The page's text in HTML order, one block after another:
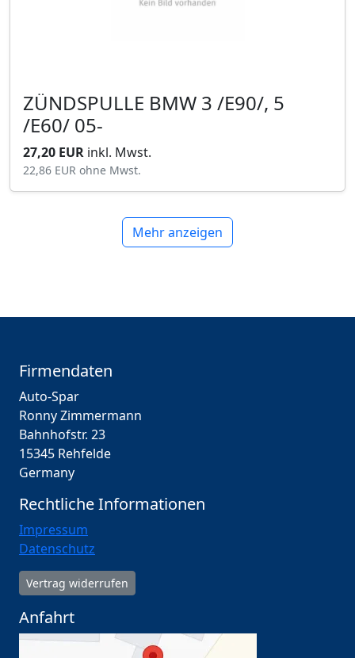
ZÜNDSPULLE BMW 3 /E90/, 5
/E60/ 05-
27,20 EUR inkl. Mwst.
22,86 EUR ohne Mwst.
Mehr anzeigen
Firmendaten
Auto-Spar
Ronny Zimmermann
Bahnhofstr. 23
15345 Rehfelde
Germany
Rechtliche Informationen
Impressum
Datenschutz
Vertrag widerrufen
Anfahrt